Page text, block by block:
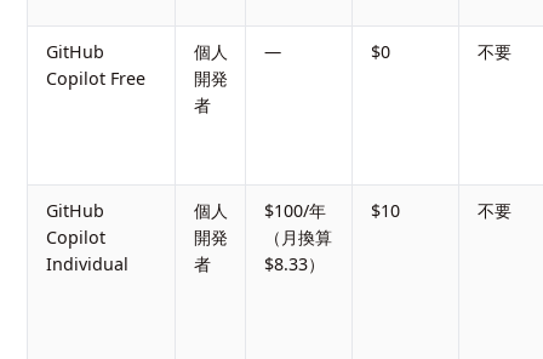
GitHub
Copilot Free
個人
開発
者
— $0 不要
GitHub
Copilot
Individual
個人
開発
者
$100/年
（月換算
$8.33）
$10 不要